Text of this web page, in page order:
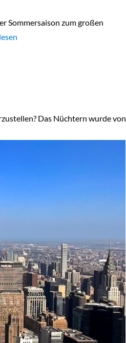
Sommersaison zum großen
Das Nüchtern wurde von